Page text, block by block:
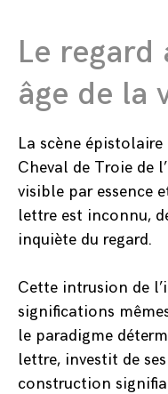
Le regard
âge de la
La scène
Cheval de Troie de
visible par essence
lettre est inconnu,
inquiète du regard.
Cette intrusion de
significations
le paradigme
lettre, investit de
construction